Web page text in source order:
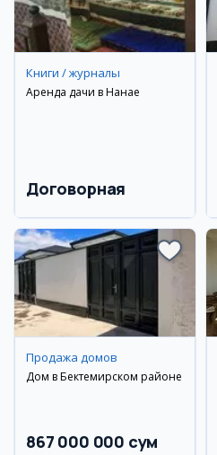
Книги / журналы
Аренда дачи в Нанае
Договорная
Продажа домов
Дом в Бектемирском районе
867 000 000 сум